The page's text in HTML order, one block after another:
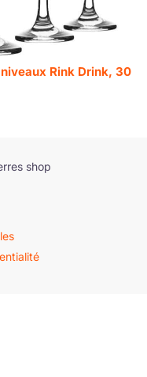
Rink Drink, 30
shop